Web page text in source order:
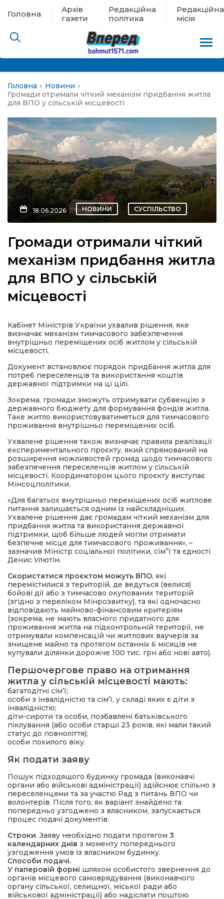
Головна
Архів
газети
Редакційна
політика
Редакційна
місія
евакуації
новини
політика
місія
Головна
Новини
Громади отримали чіткий механізм придбання житла
для ВПО у сільській місцевості
18.06.2026 НОВИНИ СУСПІЛЬСТВО
Громади отримали чіткий
механізм придбання житла
для ВПО у сільській
місцевості
Кабінет Міністрів України ухвалив рішення, яке
визначає механізм тимчасового забезпечення
внутрішньо переміщених осіб житлом у сільській
місцевості.
Документ встановлює порядок придбання житла для
потреб переселенців та використання коштів
державної підтримки на ці цілі.
Зокрема, громади зможуть отримувати субвенцію з
державного бюджету для формування фондів житла.
Таке житло використовуватиметься для тимчасового
проживання внутрішньо переміщених осіб.
Ухвалене рішення також визначає правила реалізації
експериментального проєкту, який спрямований на
розширення можливостей громад щодо тимчасового
забезпечення переселенців житлом у сільській
місцевості. Координатором цього проєкту виступає
Мінсоцполітики.
«Для багатьох внутрішньо переміщених осіб житлове
питання залишається одним із найскладніших.
Ухвалене рішення дає громадам чіткий механізм для
придбання житла та використання державної
підтримки, щоб більше людей могли отримати
безпечне місце для тимчасового проживання», –
зазначив Міністр соціальної політики, сім”ї та єдності
Денис Улютін.
Скористатися проєктом можуть ВПО, які
перемістилися з територій, де ведуться (велися)
бойові дії або з тимчасово окупованих територій
(згідно з переліком Мінрозвитку), та які одночасно
відповідають майново-фінансовим критеріям
(зокрема, не мають власного придатного для
проживання житла на підконтрольній території, не
отримували компенсацій чи житлових ваучерів за
знищене майно та протягом останніх 6 місяців не
купували ділянки дорожче 100 тис. грн або нові авто).
Першочергове право на отримання
житла у сільській місцевості мають:
багатодітні сім’ї;
особи з інвалідністю та сім’ї, у складі яких є діти з
інвалідністю;
діти-сироти та особи, позбавлені батьківського
піклування (або особи старші 23 років, які мали такий
статус до повноліття);
особи похилого віку.
Як подати заяву
Пошук підходящого будинку громада (виконавчі
органи або військові адміністрації) здійснює спільно з
переселенцями та за участю Рад з питань ВПО чи
волонтерів. Після того, як варіант знайдено та
попередньо узгоджено з власником, запускається
процес подачі документів.
Строки. Заяву необхідно подати протягом 3
календарних днів з моменту попереднього
узгодження умов із власником будинку.
Способи подачі.
У паперовій формі шляхом особистого звернення до
органів місцевого самоврядування (виконавчого
органу сільської, селищної, міської ради або
військової адміністрації) або надіслати поштою.